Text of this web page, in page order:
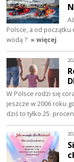
Polsce, a od początku
wodą ? » więcej
W Polsce rodzi się
jeszcze w 2006 roku
dziś to tylko 25.